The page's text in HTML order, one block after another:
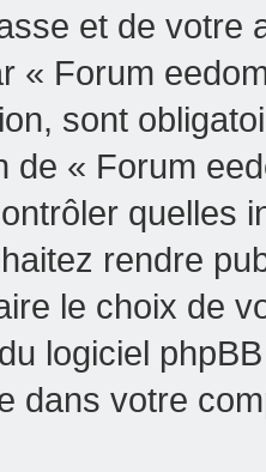
et de votre
« Forum
sont
de « Forum
quelles
rendre
le choix de
logiciel
dans votre